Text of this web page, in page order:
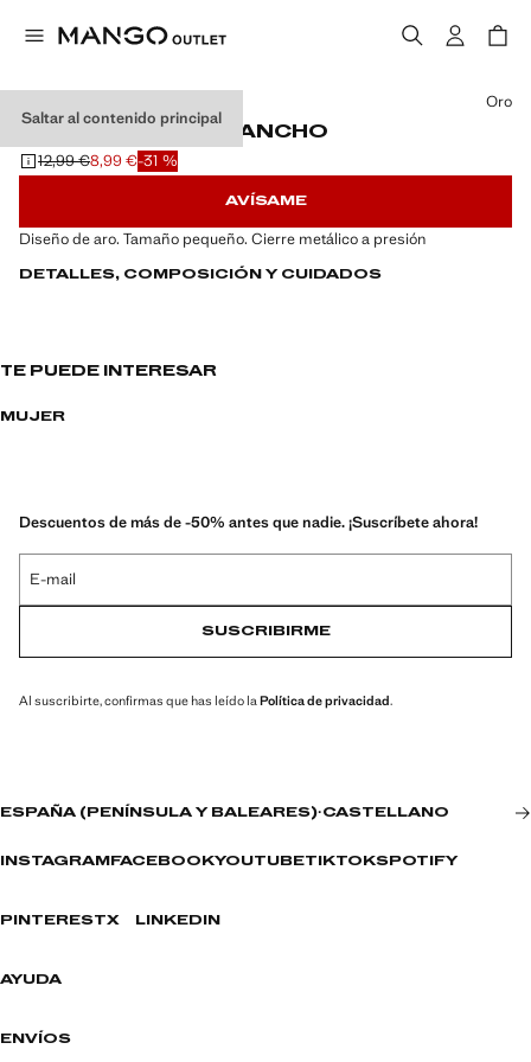
Saltar al contenido principal
PENDIENTES ARO ANCHO
Precio inicial tachado [12,99 € ]
12,99 €
Precio actual [8,99 € ]
8,99 €-31 %
Selecciona un color
Oro
AVÍSAME
Diseño de aro. Tamaño pequeño. Cierre metálico a presión
DETALLES, COMPOSICIÓN Y CUIDADOS
TE PUEDE INTERESAR
MUJER
Descuentos de más de -50% antes que nadie. ¡Suscríbete ahora!
E-mail
SUSCRIBIRME
Al suscribirte, confirmas que has leído la Política de privacidad.
ESPAÑA (PENÍNSULA Y BALEARES)·CASTELLANO
INSTAGRAM FACEBOOKYOUTUBETIKTOKSPOTIFY
PINTERESTX LINKEDIN
AYUDA
ENVÍOS